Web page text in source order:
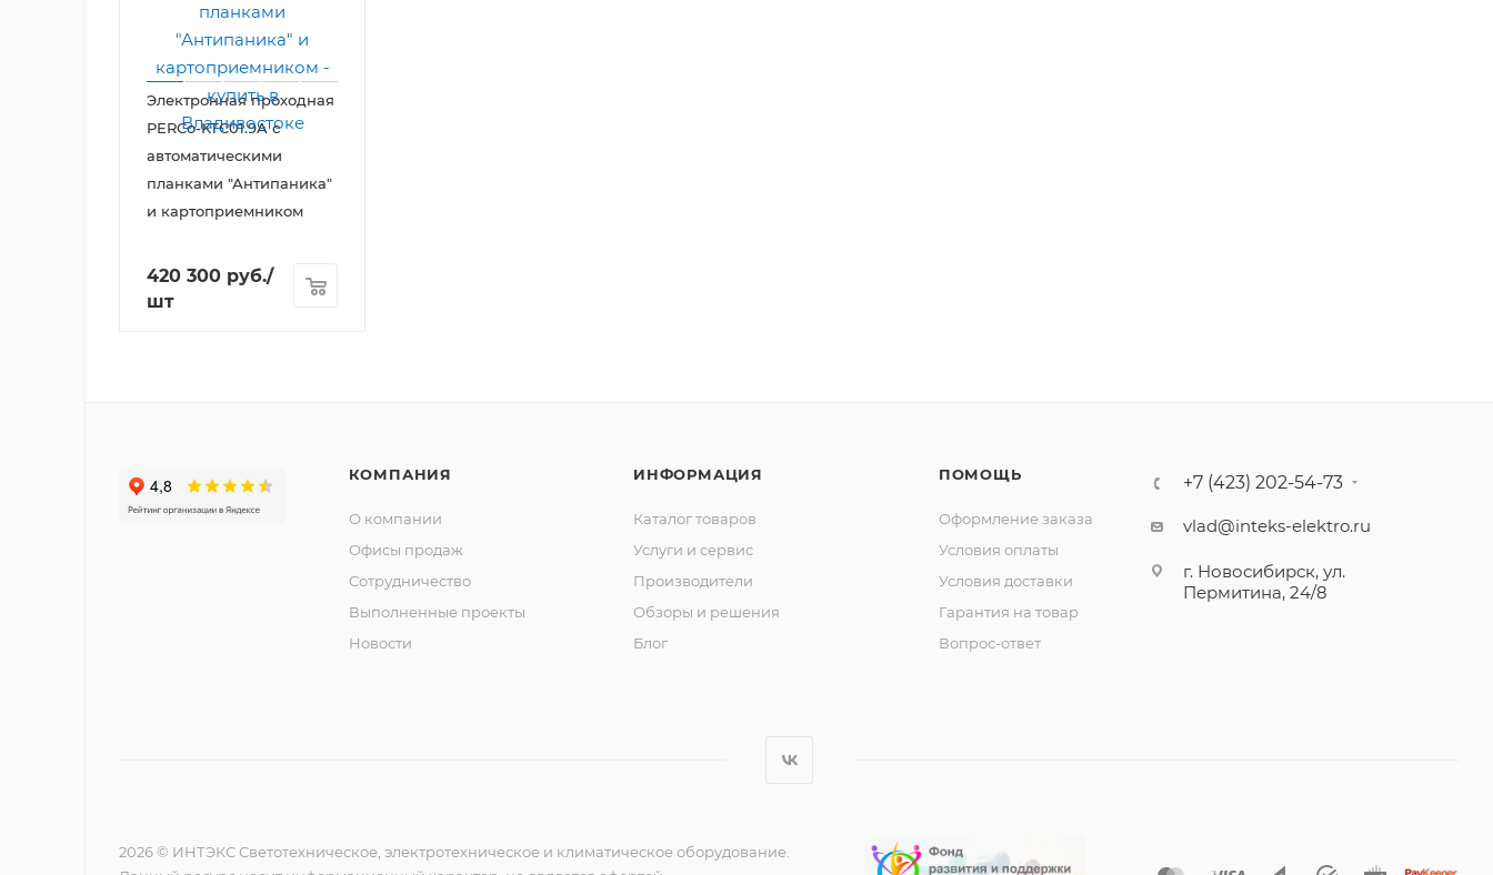
Электронная проходная
PERCo-KTC01.9A с
автоматическими
планками "Антипаника"
и картоприемником
420 300 руб./
шт
КОМПАНИЯ
О компании
Офисы продаж
Сотрудничество
Выполненные проекты
Новости
ИНФОРМАЦИЯ
Каталог товаров
Услуги и сервис
Производители
Обзоры и решения
Блог
ПОМОЩЬ
Оформление заказа
Условия оплаты
Условия доставки
Гарантия на товар
Вопрос-ответ
+7 (423) 202-54-73
vlad@inteks-elektro.ru
г. Новосибирск, ул.
Пермитина, 24/8
2026 © ИНТЭКС Светотехническое, электротехническое и климатическое оборудование.